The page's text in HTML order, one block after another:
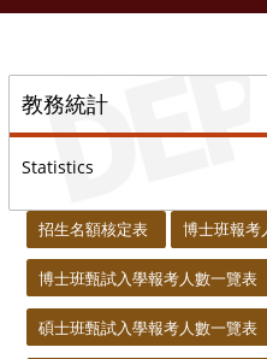
教務統計
Statistics
招生名額核定表 博士班報考
博士班甄試入學報考人數一覽表
碩士班甄試入學報考人數一覽表